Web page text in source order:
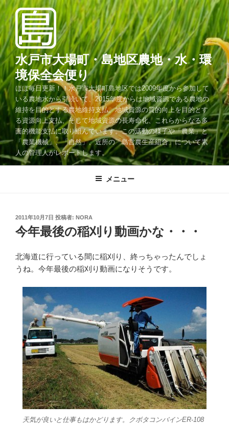
コ
ン
テ
ン
ツ
へ
ス
キ
ッ
水戸市大場町・島地区農地・水・環
境保全会便り
ほぼ毎日更新！！水戸市大場町島地区では2009年度から参加して
いる農地水から引続いて、2015年度からは地域資源である農地の
維持を目的とする農地維持支払、地域資源の質的向上を目的とす
る資源向上支払、そして地域資源の長寿命化、これらからなる多
面的機能支払に取り組んでいます。この活動の様子や「農業」と
「農業機械」、「自然」、近所の「島営農生産組合」について素
人の管理人がレポートします。
メニュー
投
稿
日:
2011年10月7日 投稿者: NORA
今年最後の稲刈り動画かな・・・
北海道に行っている間に稲刈り、終っちゃったんでしょ
うね。今年最後の稲刈り動画になりそうです。
天気が良いと仕事もはかどります。クボタコンバインER-108